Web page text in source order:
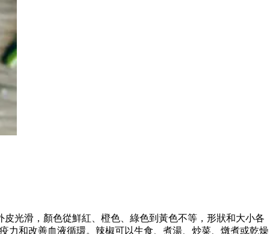
光滑，顏色從鮮紅、橙色、綠色到黃色不等，形狀和大小各
力和改善血液循環。辣椒可以生食、煮湯、炒菜、燉煮或乾燥